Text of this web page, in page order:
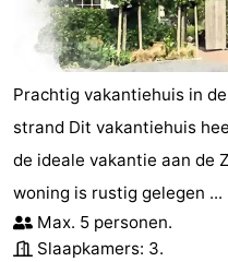
Brouwershaven
Bruinisse
-
Zierikzee
-
Natuur
Oosterschelde
-
Burgh
-
Prachtig vakantiehuis in
strand Dit vakantiehuis
de ideale vakantie aan de
woning is rustig gelegen ...
Max. 5 personen.
Slaapkamers: 3.